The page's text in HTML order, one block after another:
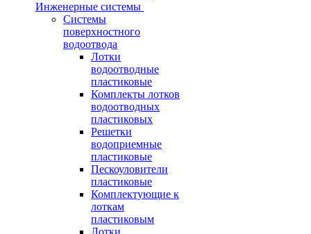
Инженерные системы
Системы
поверхностного
водоотвода
Лотки
водоотводные
пластиковые
Комплекты лотков
водоотводных
пластиковых
Решетки
водоприемные
пластиковые
Пескоуловители
пластиковые
Комплектующие к
лоткам
пластиковым
Лотки